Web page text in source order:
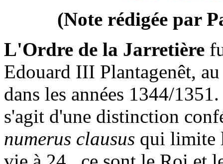
(Note rédigée par
L'Ordre de la Jarretière
Edouard III Plantagenêt,
dans les années 1344/
s'agit d'une distinction
numerus clausus qui limite